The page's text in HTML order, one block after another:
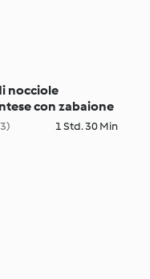
nocciole
con zabaione
1 Std. 30 Min